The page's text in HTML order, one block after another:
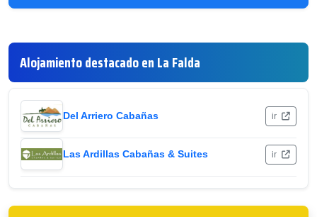
Alojamiento destacado en La Falda
Del Arriero Cabañas ir
Las Ardillas Cabañas & Suites ir